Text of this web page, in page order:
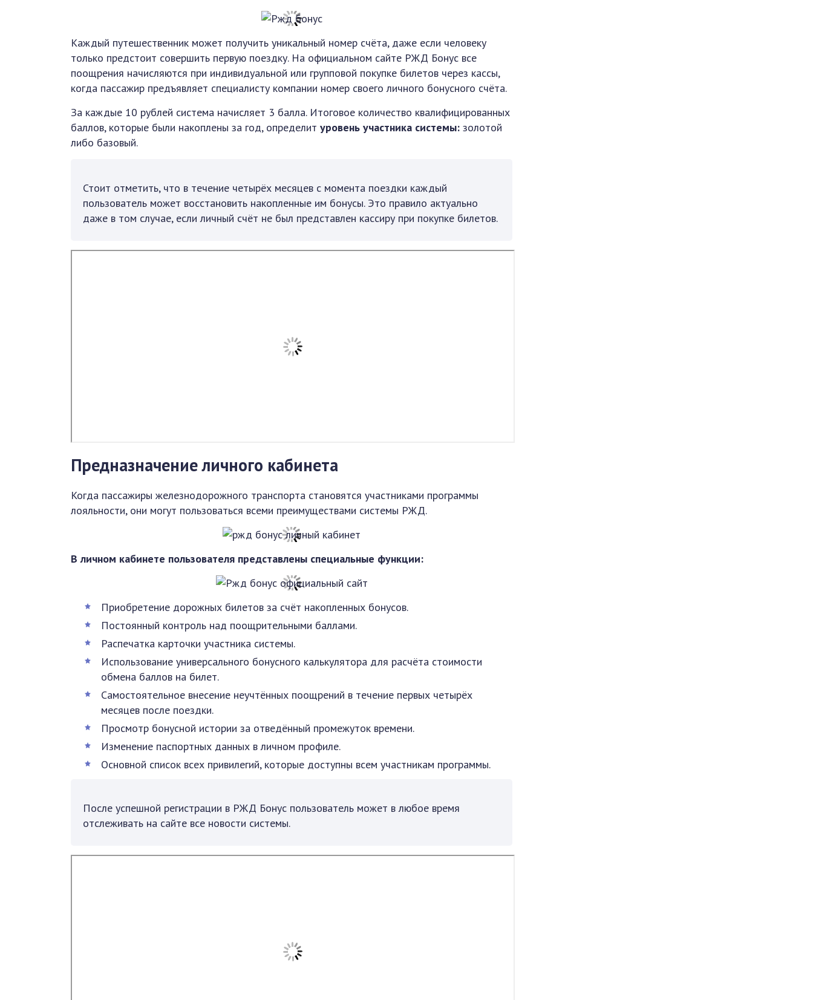
Каждый путешественник может получить уникальный номер счёта, даже если человеку
только предстоит совершить первую поездку. На официальном сайте РЖД Бонус все
поощрения начисляются при индивидуальной или групповой покупке билетов через кассы,
когда пассажир предъявляет специалисту компании номер своего личного бонусного счёта.
За каждые 10 рублей система начисляет 3 балла. Итоговое количество квалифицированных
баллов, которые были накоплены за год, определит уровень участника системы: золотой
либо базовый.
Стоит отметить, что в течение четырёх месяцев с момента поездки каждый
пользователь может восстановить накопленные им бонусы. Это правило актуально
даже в том случае, если личный счёт не был представлен кассиру при покупке билетов.
Предназначение личного кабинета
Когда пассажиры железнодорожного транспорта становятся участниками программы
лояльности, они могут пользоваться всеми преимуществами системы РЖД.
В личном кабинете пользователя представлены специальные функции:
Приобретение дорожных билетов за счёт накопленных бонусов.
Постоянный контроль над поощрительными баллами.
Распечатка карточки участника системы.
Использование универсального бонусного калькулятора для расчёта стоимости
обмена баллов на билет.
Самостоятельное внесение неучтённых поощрений в течение первых четырёх
месяцев после поездки.
Просмотр бонусной истории за отведённый промежуток времени.
Изменение паспортных данных в личном профиле.
Основной список всех привилегий, которые доступны всем участникам программы.
После успешной регистрации в РЖД Бонус пользователь может в любое время
отслеживать на сайте все новости системы.